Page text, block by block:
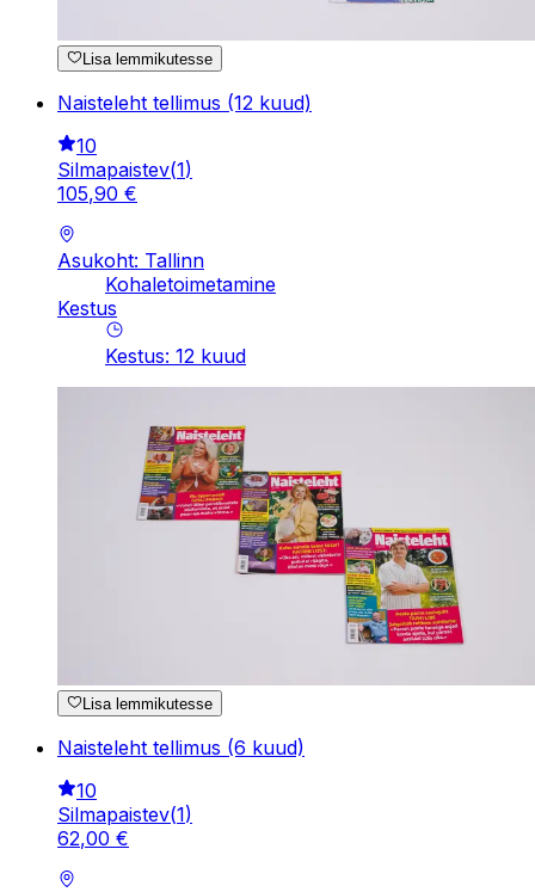
Lisa lemmikutesse
Naisteleht tellimus (12 kuud)
10
Silmapaistev(1)
105,90 €
Asukoht: Tallinn
Kohaletoimetamine
Kestus
Kestus: 12 kuud
Lisa lemmikutesse
Naisteleht tellimus (6 kuud)
10
Silmapaistev(1)
62,00 €